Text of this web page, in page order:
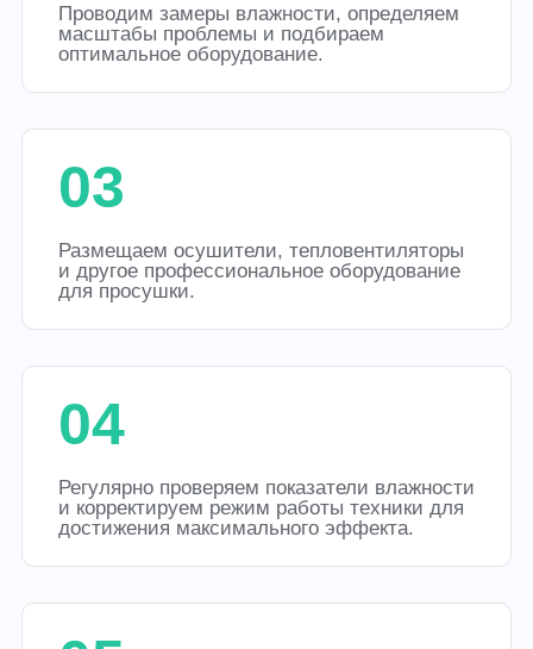
Проводим замеры влажности, определяем
масштабы проблемы и подбираем
оптимальное оборудование.
03
Размещаем осушители, тепловентиляторы
и другое профессиональное оборудование
для просушки.
04
Регулярно проверяем показатели влажности
и корректируем режим работы техники для
достижения максимального эффекта.